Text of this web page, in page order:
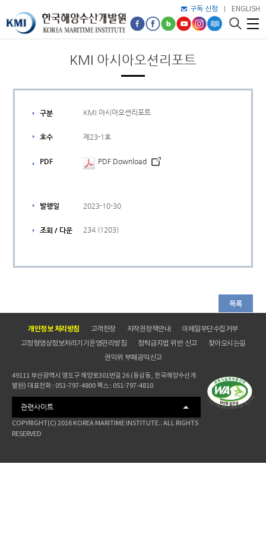
구독 신청 ENGLISH
KMI 아시아오션리포트
구분 KMI 아시아오션리포트
호수 제23-1호
PDF PDF Download
발행일 2023-10-30
조회 / 다운 234 (1203)
목록
개인정보 처리방침 고객헌장 저작권정책안내
이메일무단수집거부
고정형영상정보처리기기운영관리방침
청탁금지법 위반 신고
찾아오시는길
권익위 부패공익신고
49111 부산광역시 영도구 해양로301번길 26 (동삼동, 한국해양수산개
발원) 대표전화 : 051-797-4800 팩스 : 051-797-4810
관련사이트
COPYRIGHT(C) 2016 KOREA MARITIME INSTITUTE.. ALL RIGHTS
RESERVED